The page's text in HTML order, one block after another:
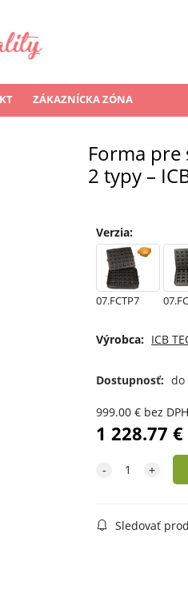
ZÁKAZNÍCKA ZÓNA
Forma pre
2 typy –
Verzia:
07.FCTP7
Výrobca: ICB
Dostupnosť: do
999.00 € bez DPH
1 228.77 €
Sledovať